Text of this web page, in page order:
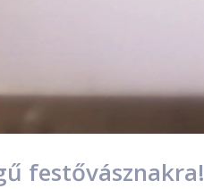
festővásznakra!